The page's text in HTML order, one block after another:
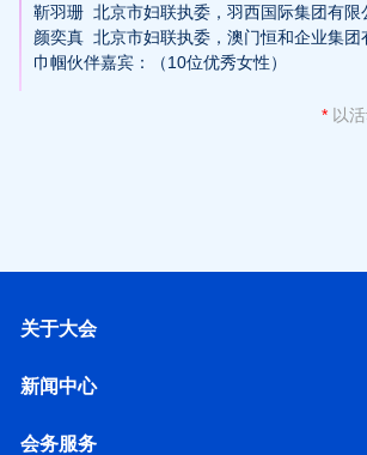
靳羽珊  北京市妇联执委，羽西国际集团有限
颜奕真  北京市妇联执委，澳门恒和企业集
巾帼伙伴嘉宾：（10位优秀女性）
* 以
关于大会
新闻中心
会务服务